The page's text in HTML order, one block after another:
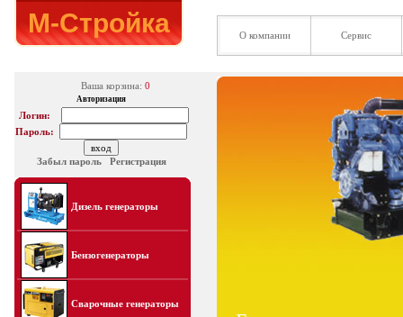
М-Стройка О компании Сервис
Ваша корзина: 0
Авторизация
Логин:
Пароль:
Забыл пароль Регистрация
Дизель генераторы
Бензогенераторы
Сварочные генераторы